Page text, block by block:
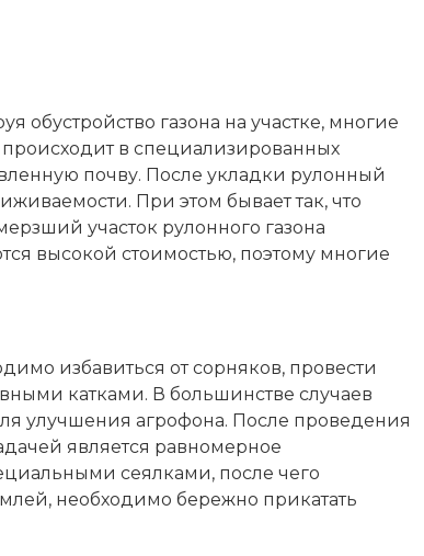
обустройство газона на участке, многие
в специализированных
почву. После укладки рулонный
При этом бывает так, что
участок рулонного газона
высокой стоимостью, поэтому многие
избавиться от сорняков, провести
катками. В большинстве случаев
улучшения агрофона. После проведения
является равномерное
сеялками, после чего
необходимо бережно прикатать